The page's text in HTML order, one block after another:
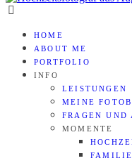
HOME
ABOUT ME
PORTFOLIO
INFO
LEISTUNGEN
MEINE
FRAGEN UND
MOMENTE